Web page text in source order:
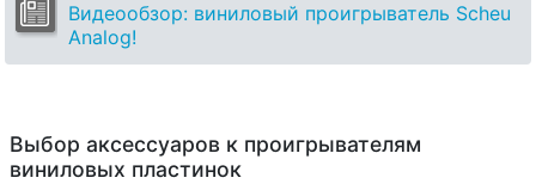
Видеообзор: виниловый проигрыватель Scheu
Analog!
Выбор аксессуаров к проигрывателям
виниловых пластинок